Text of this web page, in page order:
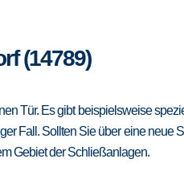
(14789)
Tür. Es gibt beispielsweise
Fall. Sollten Sie über eine neue
Gebiet der Schließanlagen.